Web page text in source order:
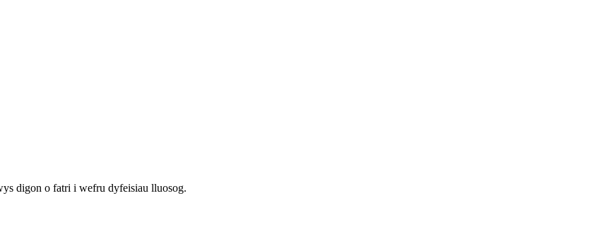
digon o fatri i wefru dyfeisiau lluosog.